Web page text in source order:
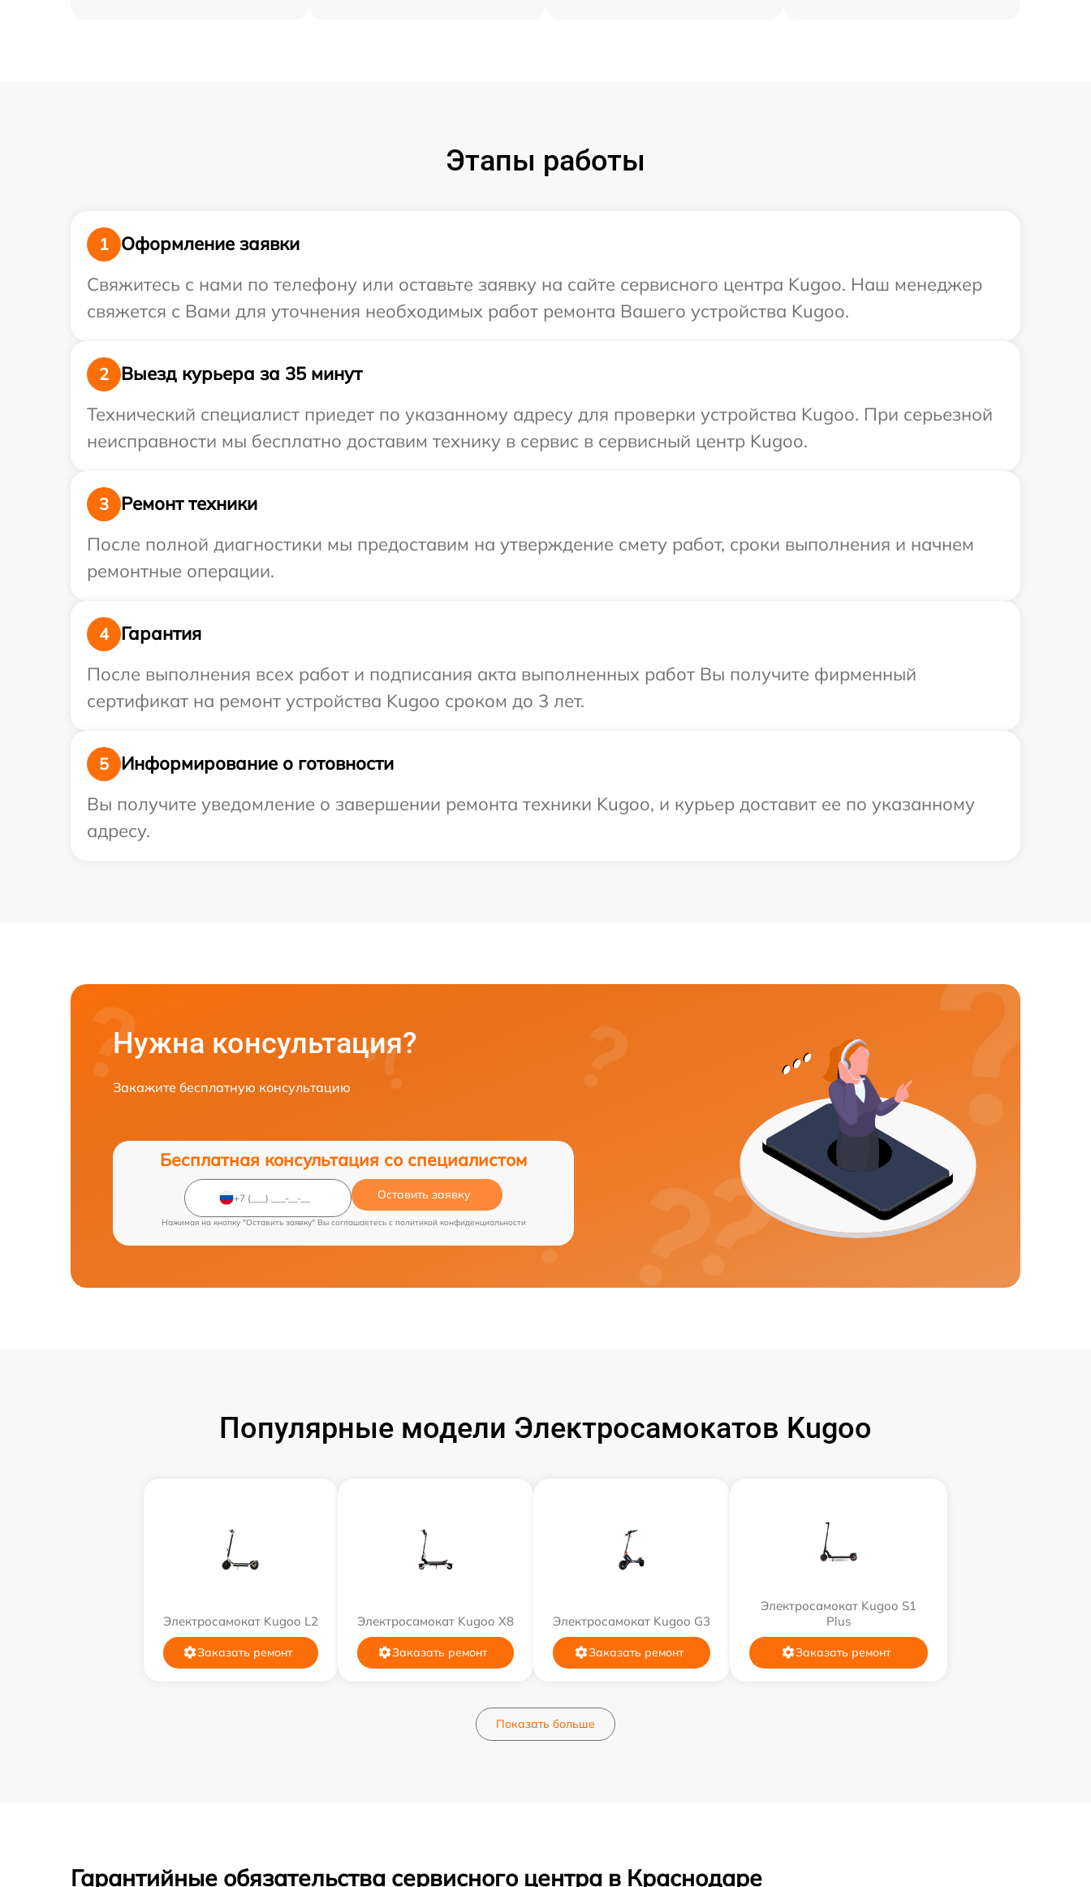
Этапы работы
1
Оформление заявки
Свяжитесь с нами по телефону или оставьте заявку на сайте сервисного центра Kugoo. Наш менеджер
свяжется с Вами для уточнения необходимых работ ремонта Вашего устройства Kugoo.
2
Выезд курьера за 35 минут
Технический специалист приедет по указанному адресу для проверки устройства Kugoo. При серьезной
неисправности мы бесплатно доставим технику в сервис в сервисный центр Kugoo.
3
Ремонт техники
После полной диагностики мы предоставим на утверждение смету работ, сроки выполнения и начнем
ремонтные операции.
4
Гарантия
После выполнения всех работ и подписания акта выполненных работ Вы получите фирменный
сертификат на ремонт устройства Kugoo сроком до 3 лет.
5
Информирование о готовности
Вы получите уведомление о завершении ремонта техники Kugoo, и курьер доставит ее по указанному
адресу.
Нужна консультация?
Закажите бесплатную консультацию
Бесплатная консультация со специалистом
Оставить заявку
Нажимая на кнопку "Оставить заявку" Вы соглашаетесь c политикой конфиденциальности
Популярные модели Электросамокатов Kugoo
Электросамокат Kugoo L2
Заказать ремонт
Электросамокат Kugoo X8
Заказать ремонт
Электросамокат Kugoo G3
Заказать ремонт
Электросамокат Kugoo S1
Plus
Заказать ремонт
Показать больше
Гарантийные обязательства сервисного центра в Краснодаре